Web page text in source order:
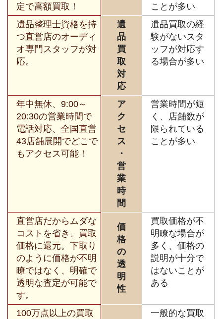
定で高額買取！
ことが多い
遺品整理士資格を持
つ直営店のオーディ
オ専門スタッフが対
応。
遺
品
買
取
対
応
遺品買取の経
験がないスタ
ッフが対応す
る場合が多い
年中無休、9:00～
20:30の営業時間で
電話対応、全国直営
43店舗展開でどこで
もアクセス可能！
ア
ク
セ
ス
・
営
業
時
間
営業時間が短
く、店舗数が
限られている
ことが多い
直営店だからムダな
コストを省き、買取
価格に還元。下取り
のように価格が不明
瞭ではなく、明確で
透明な査定が可能で
す。
価
格
の
透
明
性
買取価格が不
明瞭な場合が
多く、価格の
説明が十分で
はないことが
ある
100万点以上の買取
一般的な買取